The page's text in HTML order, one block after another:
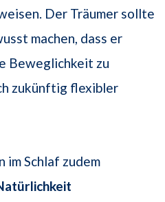
Der Träumer sollte
machen, dass er
Beweglichkeit zu
zukünftig flexibler
im Schlaf zudem